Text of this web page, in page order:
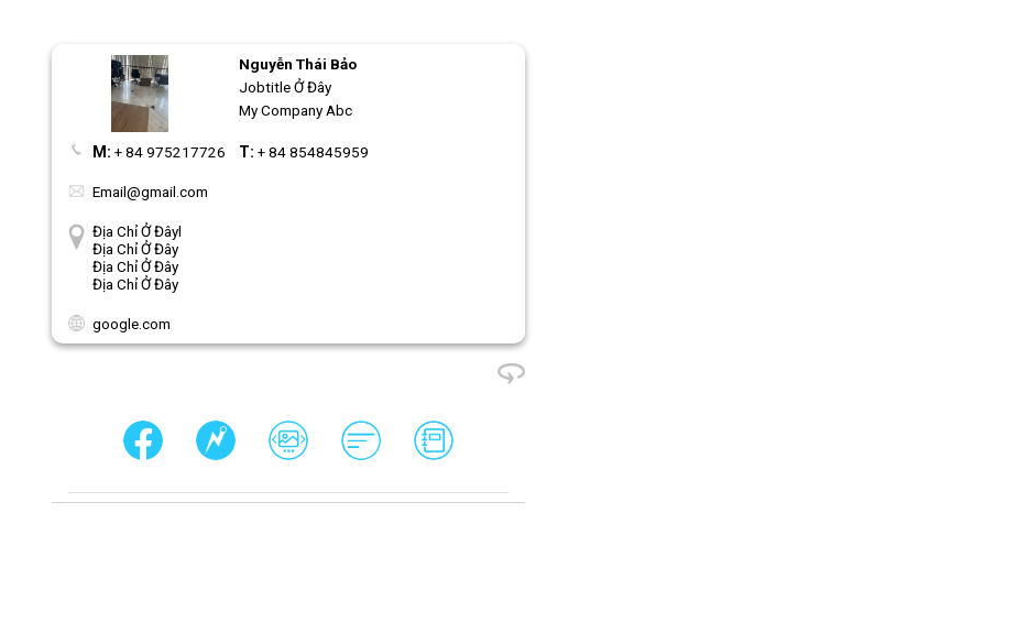
Nguyễn Thái Bảo
Jobtitle Ở Đây
My Company Abc
M: + 84 975217726 T: + 84 854845959
Email@gmail.com
Địa Chỉ Ở Đâyl
Địa Chỉ Ở Đây
Địa Chỉ Ở Đây
Địa Chỉ Ở Đây
google.com